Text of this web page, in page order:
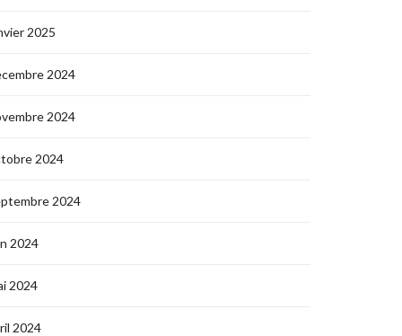
2025
2024
2024
2024
2024
2024
2024
2024